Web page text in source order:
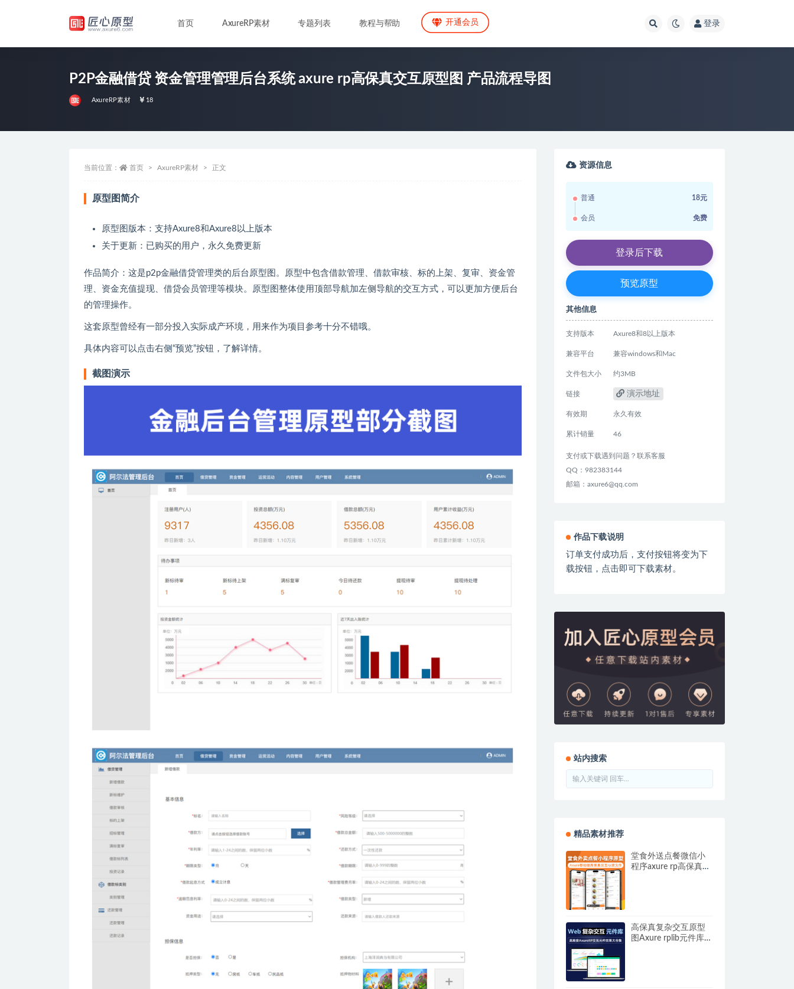
首页 AxureRP素材 专题列表 教程与帮助 开通会员 登录
P2P金融借贷 资金管理管理后台系统 axure rp高保真交互原型图 产品流程导图
AxureRP素材 18
当前位置： 首页 AxureRP素材 正文
原型图简介
原型图版本：支持Axure8和Axure8以上版本
关于更新：已购买的用户，永久免费更新
作品简介：这是p2p金融借贷管理类的后台原型图。原型中包含借款管理、借款审核、标的上架、复审、资金管
理、资金充值提现、借贷会员管理等模块。原型图整体使用顶部导航加左侧导航的交互方式，可以更加方便后台
的管理操作。
这套原型曾经有一部分投入实际成产环境，用来作为项目参考十分不错哦。
具体内容可以点击右侧“预览”按钮，了解详情。
截图演示
资源信息
普通 18元
会员 免费
登录后下载
预览原型
其他信息
支持版本 Axure8和8以上版本
兼容平台 兼容windows和Mac
文件包大小 约3MB
链接 演示地址
有效期 永久有效
累计销量 46
支付或下载遇到问题？联系客服
QQ：982383144
邮箱：axure6@qq.com
作品下载说明
订单支付成功后，支付按钮将变为下
载按钮，点击即可下载素材。
站内搜索
精品素材推荐
堂食外送点餐微信小
程序axure rp高保真原
高保真复杂交互原型
图Axure rplib元件库部